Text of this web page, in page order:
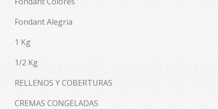
Fondant Alegria
1 Kg
1/2 Kg
RELLENOS Y COBERTURAS
CREMAS CONGELADAS